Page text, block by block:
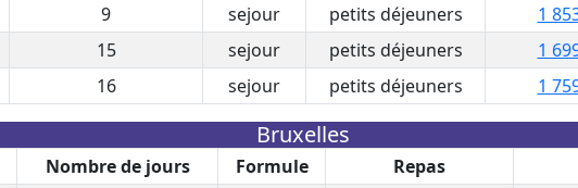
9 sejour petits déjeuners 1
15 sejour petits déjeuners 1
16 sejour petits déjeuners 1
Bruxelles
Nombre de jours Formule Repas